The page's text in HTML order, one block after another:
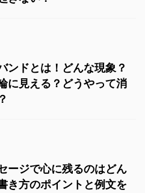
ンドとは！どんな現象？
に見える？どうやって消
ージで心に残るのはどん
き方のポイントと例文を